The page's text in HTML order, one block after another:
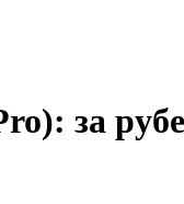
за